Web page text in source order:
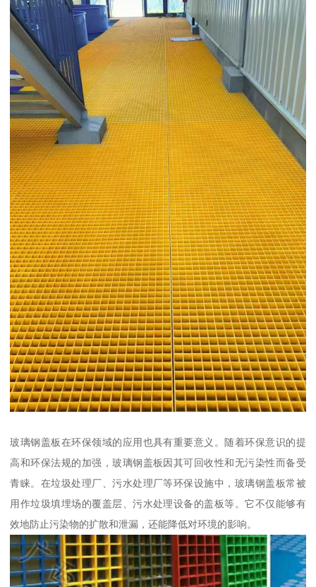
玻璃钢盖板在环保领域的应用也具有重要意义。随着环保意识的提
高和环保法规的加强，玻璃钢盖板因其可回收性和无污染性而备受
青睐。在垃圾处理厂、污水处理厂等环保设施中，玻璃钢盖板常被
用作垃圾填埋场的覆盖层、污水处理设备的盖板等。它不仅能够有
效地防止污染物的扩散和泄漏，还能降低对环境的影响。